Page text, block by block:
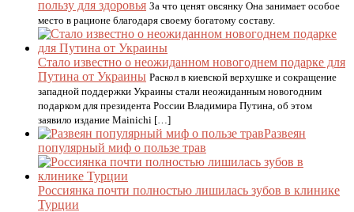
пользу для здоровья За что ценят овсянку Она занимает особое
место в рационе благодаря своему богатому составу.
Стало известно о неожиданном новогоднем подарке для
Путина от Украины Раскол в киевской верхушке и сокращение
западной поддержки Украины стали неожиданным новогодним
подарком для президента России Владимира Путина, об этом
заявило издание Mainichi […]
Развеян
популярный миф о пользе трав
Россиянка почти полностью лишилась зубов в клинике
Турции